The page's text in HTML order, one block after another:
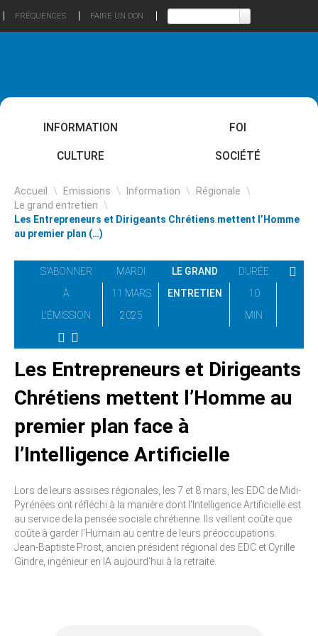
FRÉQUENCES FAIRE UN DON
INFORMATION FOI
CULTURE SOCIÉTÉ
Accueil \ Emissions \ Information \ Régionale \
Le grand entretien \
Les Entrepreneurs et Dirigeants Chrétiens mettent l’Homme
au premier plan (…)
S'ABONNER
À
L'ÉMISSION
MARDI
11 MARS
2025
LE GRAND
ENTRETIEN
DURÉE
10
MIN
Les Entrepreneurs et Dirigeants
Chrétiens mettent l’Homme au
premier plan face à
l’Intelligence Artificielle
Lors de leurs assises régionales, les 7 et 8 mars, les EDC de Midi-
Pyrénées ont réfléchi à la manière dont l’Intelligence Artificielle est
au service de la pensée sociale chrétienne. Ils veillent coûte que
coûte à garder l’Humain au centre de leurs préoccupations.
Jean-Baptiste Prost, ancien président régional des EDC et Cyrille
Gindre, ingénieur en IA aujourd’hui à la retraite.